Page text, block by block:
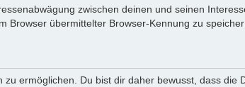
zwischen deinen und seinen
Browser übermittelter Browser-Kennung zu
ermöglichen. Du bist dir daher bewusst, dass die